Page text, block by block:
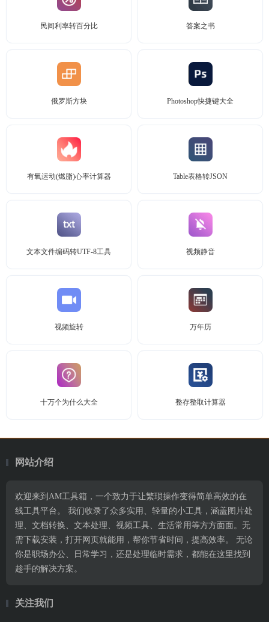
民间利率转百分比 答案之书
俄罗斯方块 Photoshop快捷键大全
有氧运动(燃脂)心率计算器 Table表格转JSON
文本文件编码转UTF-8工具 视频静音
视频旋转 万年历
十万个为什么大全 整存整取计算器
网站介绍
欢迎来到AM工具箱，一个致力于让繁琐操作变得简单高效的在
线工具平台。 我们收录了众多实用、轻量的小工具，涵盖图片处
理、文档转换、文本处理、视频工具、生活常用等方方面面。无
需下载安装，打开网页就能用，帮你节省时间，提高效率。 无论
你是职场办公、日常学习，还是处理临时需求，都能在这里找到
趁手的解决方案。
关注我们